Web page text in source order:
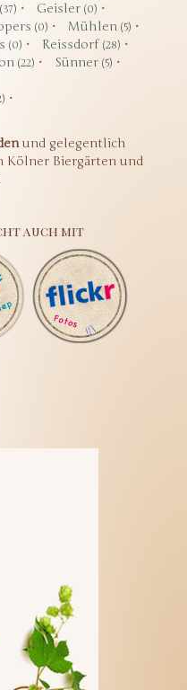
(37) Geisler (0)
(0) Mühlen (5)
(0) Reissdorf (28)
(22) Sünner (5)
und gelegentlich
Kölner Biergärten und
auch mit